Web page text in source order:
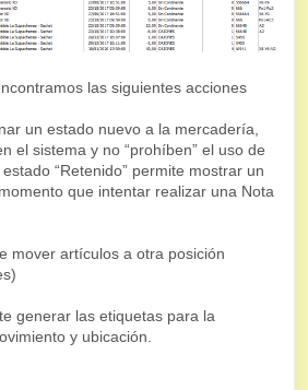
las siguientes acciones
un estado nuevo a la mercadería,
el sistema y no “prohíben” el uso de
“Retenido” permite mostrar un
que intentar realizar una Nota
mover artículos a otra posición
generar las etiquetas para la
y ubicación.